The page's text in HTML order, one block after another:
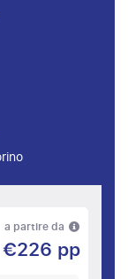
a partire da
€226 pp